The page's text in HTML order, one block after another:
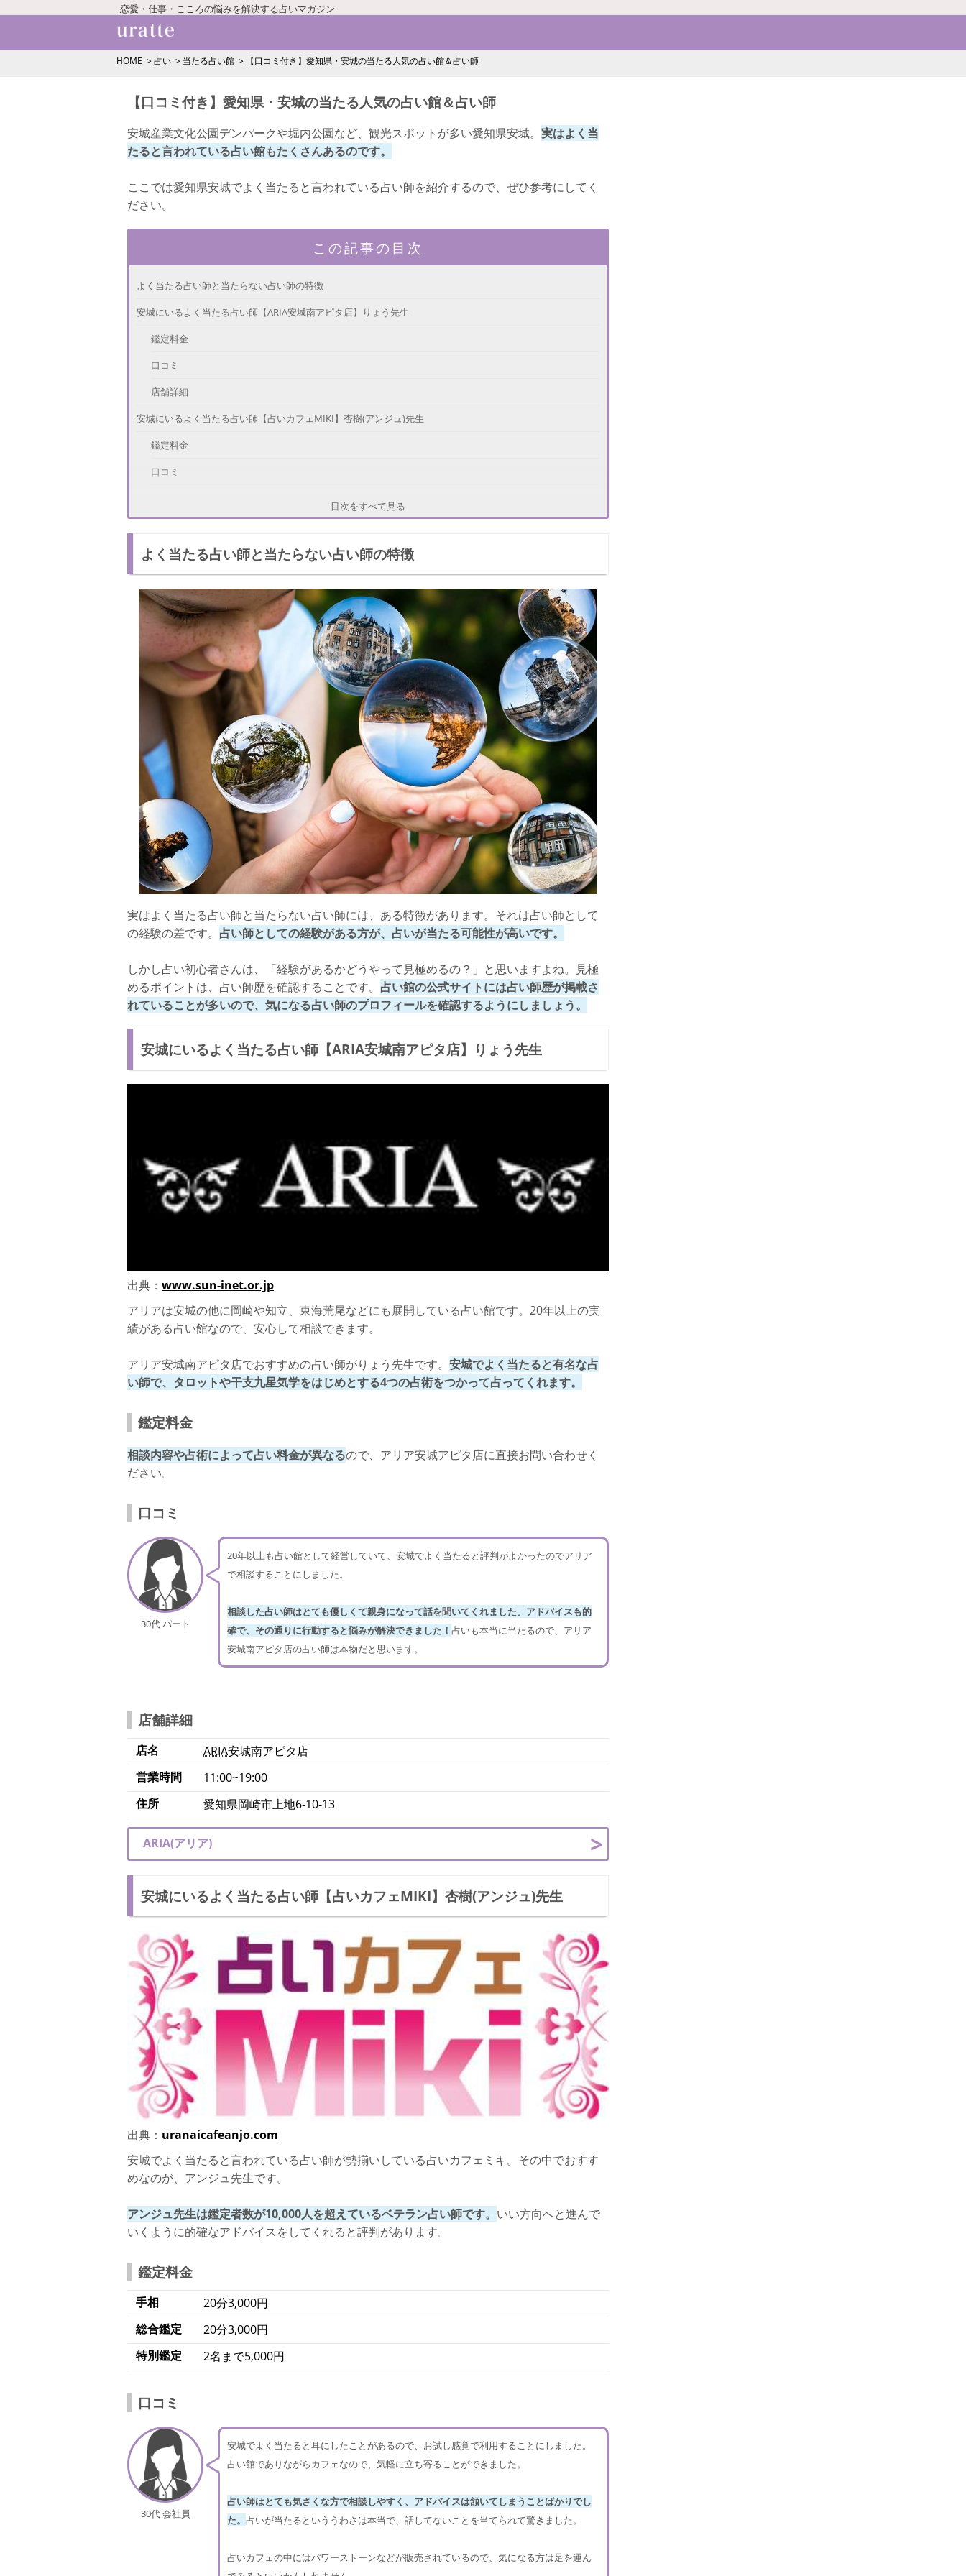
恋愛・仕事・こころの悩みを解決する占いマガジン
HOME 占い 当たる占い館 【口コミ付き】愛知県・安城の当たる人気の占い館＆占い師
【口コミ付き】愛知県・安城の当たる人気の占い館＆占い師
安城産業文化公園デンパークや堀内公園など、観光スポットが多い愛知県安城。 実はよく当
たると言われている占い館もたくさんあるのです。
ここでは愛知県安城でよく当たると言われている占い師を紹介するので、ぜひ参考にしてく
ださい。
この記事の目次
よく当たる占い師と当たらない占い師の特徴
安城にいるよく当たる占い師【ARIA安城南アピタ店】りょう先生
鑑定料金
口コミ
店舗詳細
安城にいるよく当たる占い師【占いカフェMIKI】杏樹(アンジュ)先生
鑑定料金
口コミ
鑑定料金
口コミ
店舗詳細
占いの前後におすすめ！安城エリアのパワースポット
安城七夕神社
さいごに
目次をすべて見る
よく当たる占い師と当たらない占い師の特徴
実はよく当たる占い師と当たらない占い師には、ある特徴があります。それは占い師として
の経験の差です。 占い師としての経験がある方が、占いが当たる可能性が高いです。
しかし占い初心者さんは、「経験があるかどうやって見極めるの？」と思いますよね。見極
めるポイントは、占い師歴を確認することです。 占い館の公式サイトには占い師歴が掲載さ
れていることが多いので、気になる占い師のプロフィールを確認するようにしましょう。
安城にいるよく当たる占い師【ARIA安城南アピタ店】りょう先生
出典： www.sun-inet.or.jp
アリアは安城の他に岡崎や知立、東海荒尾などにも展開している占い館です。20年以上の実
績がある占い館なので、安心して相談できます。
アリア安城南アピタ店でおすすめの占い師がりょう先生です。 安城でよく当たると有名な占
い師で、タロットや干支九星気学をはじめとする4つの占術をつかって占ってくれます。
鑑定料金
相談内容や占術によって占い料金が異なるので、アリア安城アピタ店に直接お問い合わせく
ださい。
口コミ
30代 パート
20年以上も占い館として経営していて、安城でよく当たると評判がよかったのでアリア
で相談することにしました。
相談した占い師はとても優しくて親身になって話を聞いてくれました。アドバイスも的
確で、その通りに行動すると悩みが解決できました！ 占いも本当に当たるので、アリア
安城南アピタ店の占い師は本物だと思います。
店舗詳細
店名 ARIA安城南アピタ店
営業時間
11:00~19:00
住所
愛知県岡崎市上地6-10-13
ARIA(アリア)
安城にいるよく当たる占い師【占いカフェMIKI】杏樹(アンジュ)先生
出典： uranaicafeanjo.com
安城でよく当たると言われている占い師が勢揃いしている占いカフェミキ。その中でおすす
めなのが、アンジュ先生です。
アンジュ先生は鑑定者数が10,000人を超えているベテラン占い師です。 いい方向へと進んで
いくように的確なアドバイスをしてくれると評判があります。
鑑定料金
手相
20分3,000円
総合鑑定
20分3,000円
特別鑑定
2名まで5,000円
口コミ
30代 会社員
安城でよく当たると耳にしたことがあるので、お試し感覚で利用することにしました。
占い館でありながらカフェなので、気軽に立ち寄ることができました。
占い師はとても気さくな方で相談しやすく、アドバイスは頷いてしまうことばかりでし
た。 占いが当たるといううわさは本当で、話してないことを当てられて驚きました。
占いカフェの中にはパワーストーンなどが販売されているので、気になる方は足を運ん